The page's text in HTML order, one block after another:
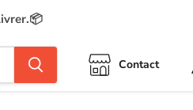
Contact